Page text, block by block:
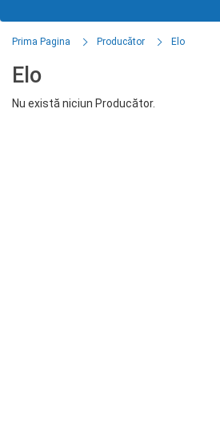
Prima Pagina Producător Elo
Elo
Nu există niciun Producător.